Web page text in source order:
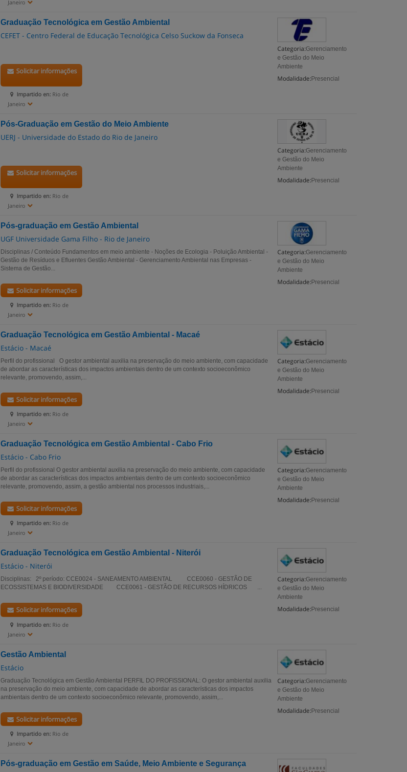
Janeiro
Graduação Tecnológica em Gestão Ambiental
CEFET - Centro Federal de Educação Tecnológica Celso Suckow da Fonseca
Categoria:Gerenciamento
e Gestão do Meio
Ambiente
Modalidade: Presencial
Impartido en: Rio de
Janeiro
Solicitar informações
Pós-Graduação em Gestão do Meio Ambiente
UERJ - Universidade do Estado do Rio de Janeiro
Categoria:Gerenciamento
e Gestão do Meio
Ambiente
Modalidade: Presencial
Impartido en: Rio de
Janeiro
Solicitar informações
Pós-graduação em Gestão Ambiental
UGF Universidade Gama Filho - Rio de Janeiro
Categoria:Gerenciamento
e Gestão do Meio
Ambiente
Modalidade: Presencial
Disciplinas / Conteúdo Fundamentos em meio ambiente - Noções de Ecologia - Poluição Ambiental -
Gestão de Resíduos e Efluentes Gestão Ambiental - Gerenciamento Ambiental nas Empresas -
Sistema de Gestão...
Impartido en: Rio de
Janeiro
Solicitar informações
Graduação Tecnológica em Gestão Ambiental - Macaé
Estácio - Macaé
Categoria:Gerenciamento
e Gestão do Meio
Ambiente
Modalidade: Presencial
Perfil do profissional O gestor ambiental auxilia na preservação do meio ambiente, com capacidade
de abordar as características dos impactos ambientais dentro de um contexto socioeconômico
relevante, promovendo, assim,...
Impartido en: Rio de
Janeiro
Solicitar informações
Graduação Tecnológica em Gestão Ambiental - Cabo Frio
Estácio - Cabo Frio
Categoria:Gerenciamento
e Gestão do Meio
Ambiente
Modalidade: Presencial
Perfil do profissional O gestor ambiental auxilia na preservação do meio ambiente, com capacidade
de abordar as características dos impactos ambientais dentro de um contexto socioeconômico
relevante, promovendo, assim, a gestão ambiental nos processos industriais,...
Impartido en: Rio de
Janeiro
Solicitar informações
Graduação Tecnológica em Gestão Ambiental - Niterói
Estácio - Niterói
Categoria:Gerenciamento
e Gestão do Meio
Ambiente
Modalidade: Presencial
Disciplinas: 2º período: CCE0024 - SANEAMENTO AMBIENTAL CCE0060 - GESTÃO DE
ECOSSISTEMAS E BIODIVERSIDADE CCE0061 - GESTÃO DE RECURSOS HÍDRICOS ...
Impartido en: Rio de
Janeiro
Solicitar informações
Gestão Ambiental
Estácio
Categoria:Gerenciamento
e Gestão do Meio
Ambiente
Modalidade: Presencial
Graduação Tecnológica em Gestão Ambiental PERFIL DO PROFISSIONAL: O gestor ambiental auxilia
na preservação do meio ambiente, com capacidade de abordar as características dos impactos
ambientais dentro de um contexto socioeconômico relevante, promovendo, assim,...
Impartido en: Rio de
Janeiro
Solicitar informações
Pós-graduação em Gestão em Saúde, Meio Ambiente e Segurança